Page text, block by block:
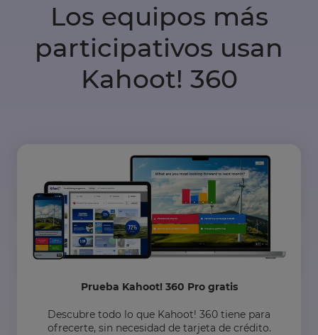
Los equipos más
participativos usan
Kahoot! 360
Prueba Kahoot! 360 Pro gratis
Descubre todo lo que Kahoot! 360 tiene para
ofrecerte, sin necesidad de tarjeta de crédito.